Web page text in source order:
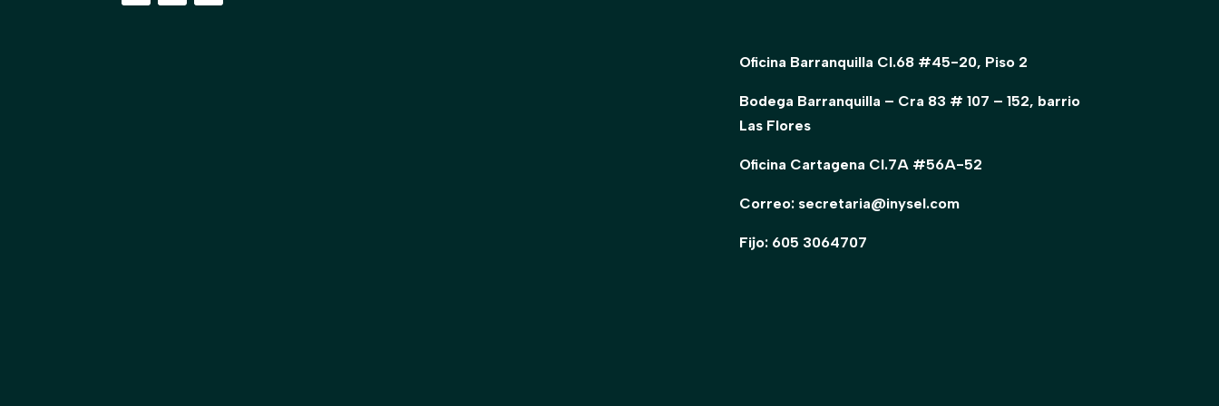
Oficina Barranquilla Cl.68 #45-20, Piso 2
Bodega Barranquilla – Cra 83 # 107 – 152, barrio
Las Flores
Oficina Cartagena Cl.7A #56A-52
Correo: secretaria@inysel.com
Fijo: 605 3064707